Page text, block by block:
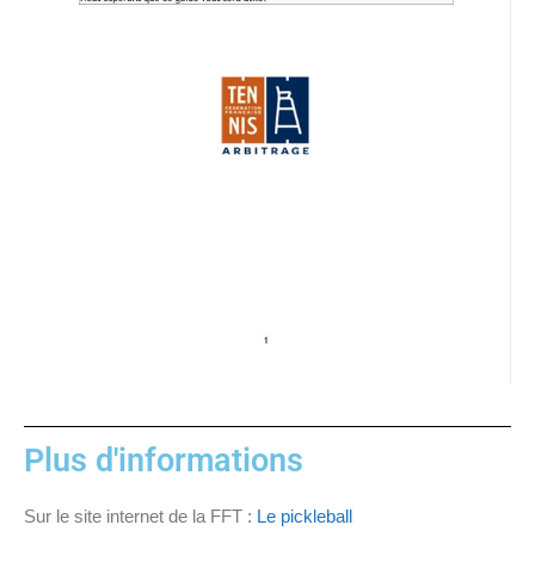
Plus d'informations
Sur le site internet de la FFT : Le pickleball